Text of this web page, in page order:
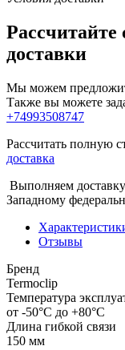
Рассчитайте
доставки
Мы можем
Также вы можете
+74993508747
Рассчитать полную
доставка
Выполняем
Западному
Отзывы
Бренд
Termoclip
Температура
от -50°С до +80°С
Длина гибкой связи
150 мм